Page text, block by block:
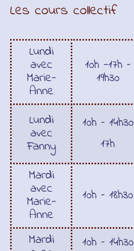
Les cours collectif
Lundi
avec
Marie-
Anne
10h -17h –
19h30
Lundi
avec
Fanny
10h – 14h30
17h
Mardi
avec
Marie-
Anne
10h – 18h30
Mardi
10h – 14h30